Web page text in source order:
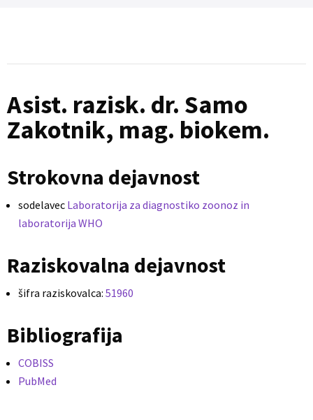
Asist. razisk. dr. Samo
Zakotnik, mag. biokem.
Strokovna dejavnost
sodelavec Laboratorija za diagnostiko zoonoz in
laboratorija WHO
Raziskovalna dejavnost
šifra raziskovalca: 51960
Bibliografija
COBISS
PubMed